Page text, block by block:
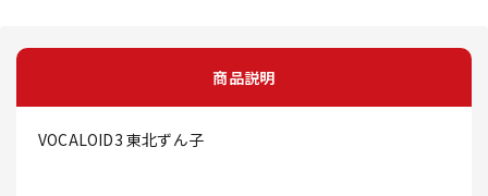
商品説明
VOCALOID3 東北ずん子